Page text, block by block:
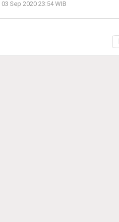
Sep 2020 23:54 WIB